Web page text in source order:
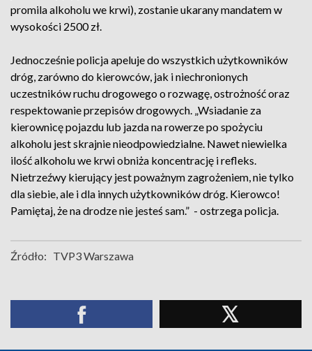
promila alkoholu we krwi), zostanie ukarany mandatem w
wysokości 2500 zł.
Jednocześnie policja apeluje do wszystkich użytkowników
dróg, zarówno do kierowców, jak i niechronionych
uczestników ruchu drogowego o rozwagę, ostrożność oraz
respektowanie przepisów drogowych. „Wsiadanie za
kierownicę pojazdu lub jazda na rowerze po spożyciu
alkoholu jest skrajnie nieodpowiedzialne. Nawet niewielka
ilość alkoholu we krwi obniża koncentrację i refleks.
Nietrzeźwy kierujący jest poważnym zagrożeniem, nie tylko
dla siebie, ale i dla innych użytkowników dróg. Kierowco!
Pamiętaj, że na drodze nie jesteś sam.” - ostrzega policja.
Źródło: TVP3 Warszawa